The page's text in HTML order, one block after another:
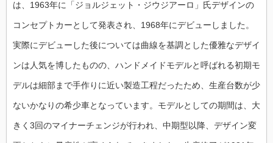
は、1963年に「ジョルジェット・ジウジアーロ」氏デザインの
コンセプトカーとして発表され、1968年にデビューしました。
実際にデビューした後については曲線を基調とした優雅なデザイ
ンは人気を博したものの、ハンドメイドモデルと呼ばれる初期モ
デルは細部まで手作りに近い製造工程だったため、生産台数が少
ないかなりの希少車となっています。モデルとしての期間は、大
きく3回のマイナーチェンジが行われ、中期型以降、デザイン変